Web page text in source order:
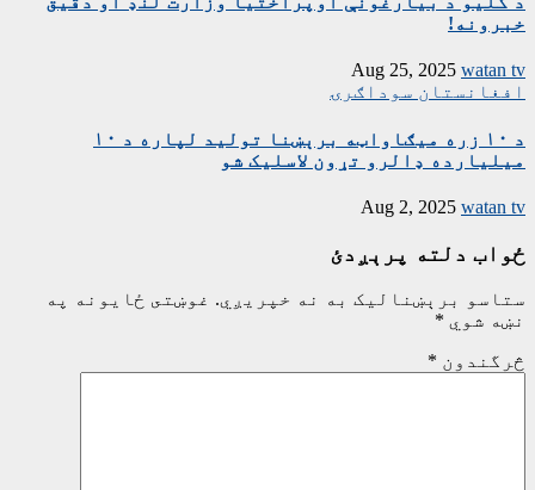
خبرونه!
Aug 25, 2025 watan tv
افغانستان سوداګرۍ
د ۱۰ زره میګاواټه برېښنا تولید لپاره د ۱۰
میلیارده ډالرو تړون لاسلیک شو
Aug 2, 2025 watan tv
ځواب دلته پرېږدئ
ستاسو برېښناليک به نه خپريږي. غوښتى ځایونه په
نښه شوي *
څرگندون *